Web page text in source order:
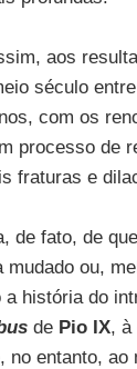
aos
século
com os
processo de
fraturas e
de fato, de que
mudado ou,
a história do
de Pio IX, à
no entanto,